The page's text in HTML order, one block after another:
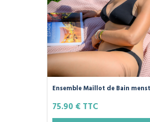
Ensemble Maillot de Bain
Noir - PLIM -
75.90 € TTC